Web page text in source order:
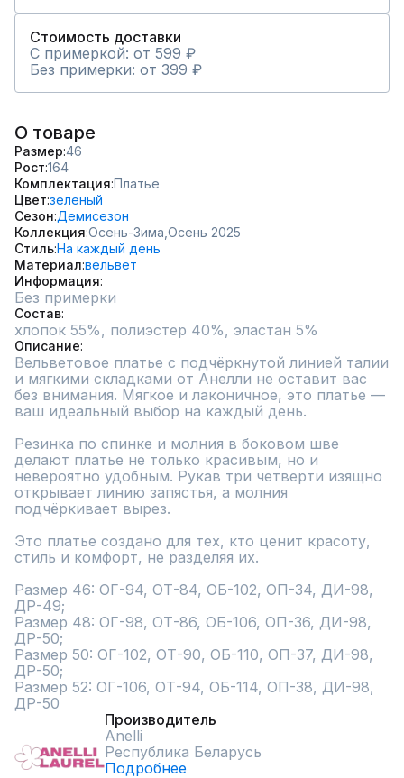
Стоимость доставки
С примеркой: от 599 ₽
Без примерки: от 399 ₽
О товаре
Размер 46
Рост 164
Комплектация Платье
Цвет зеленый
Сезон Демисезон
Коллекция Осень-Зима, Осень 2025
СтильНа каждый день
Материал вельвет
Информация
Без примерки
Состав
хлопок 55%, полиэстер 40%, эластан 5%
Описание
Вельветовое платье с подчёркнутой линией талии
и мягкими складками от Анелли не оставит вас
без внимания. Мягкое и лаконичное, это платье —
ваш идеальный выбор на каждый день.
Резинка по спинке и молния в боковом шве
делают платье не только красивым, но и
невероятно удобным. Рукав три четверти изящно
открывает линию запястья, а молния
подчёркивает вырез.
Это платье создано для тех, кто ценит красоту,
стиль и комфорт, не разделяя их.
Размер 46: ОГ-94, ОТ-84, ОБ-102, ОП-34, ДИ-98,
ДР-49;
Размер 48: ОГ-98, ОТ-86, ОБ-106, ОП-36, ДИ-98,
ДР-50;
Размер 50: ОГ-102, ОТ-90, ОБ-110, ОП-37, ДИ-98,
ДР-50;
Размер 52: ОГ-106, ОТ-94, ОБ-114, ОП-38, ДИ-98,
ДР-50
Производитель
Anelli
Республика Беларусь
Подробнее